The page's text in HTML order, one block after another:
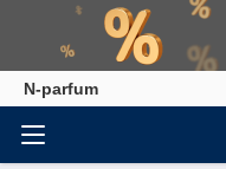
N-parfum